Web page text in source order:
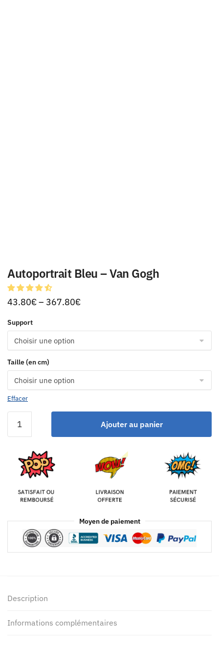
Autoportrait Bleu – Van Gogh
43.80€– 367.80€
Support
Taille (en cm)
Effacer
Ajouter au panier
Moyen de paiement
Description
Informations complémentaires